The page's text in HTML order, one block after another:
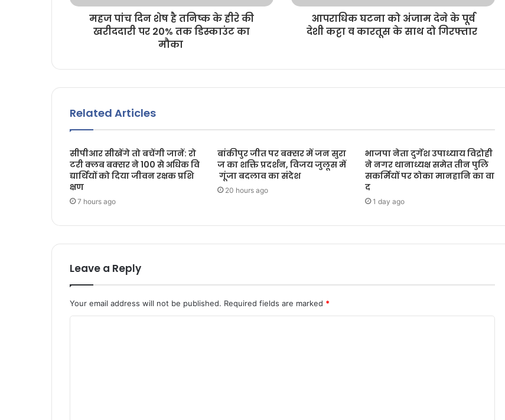
महज पांच दिन शेष है तनिष्क के हीरे की
खरीददारी पर 20% तक डिस्काउंट का
मौका
आपराधिक घटना को अंजाम देने के पूर्व
देशी कट्टा व कारतूस के साथ दो गिरफ्तार
Related Articles
सीपीआर सीखेंगे तो बचेंगी जानें: रो
टरी क्लब बक्सर ने 100 से अधिक वि
द्यार्थियों को दिया जीवन रक्षक प्रशि
क्षण
7 hours ago
बांकीपुर जीत पर बक्सर में जन सुरा
ज का शक्ति प्रदर्शन, विजय जुलूस में
गूंजा बदलाव का संदेश
20 hours ago
भाजपा नेता दुर्गेश उपाध्याय विद्रोही
ने नगर थानाध्यक्ष समेत तीन पुलि
सकर्मियों पर ठोका मानहानि का वा
द
1 day ago
Leave a Reply
Your email address will not be published. Required fields are marked *